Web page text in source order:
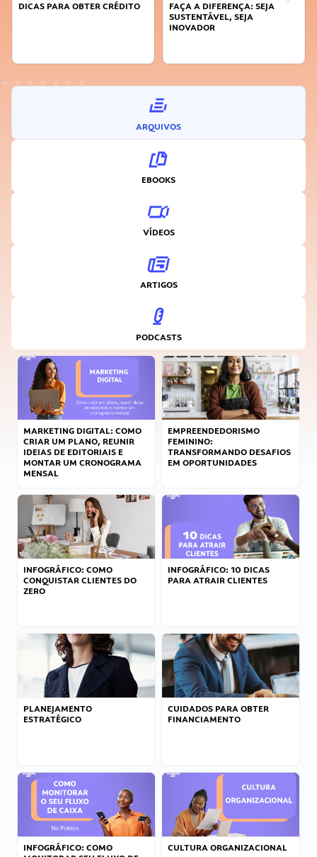
DICAS PARA OBTER CRÉDITO
FAÇA A DIFERENÇA: SEJA
SUSTENTÁVEL, SEJA
INOVADOR
ARQUIVOS
EBOOKS
VÍDEOS
ARTIGOS
PODCASTS
MARKETING DIGITAL: COMO
CRIAR UM PLANO, REUNIR
IDEIAS DE EDITORIAIS E
MONTAR UM CRONOGRAMA
MENSAL
EMPREENDEDORISMO
FEMININO:
TRANSFORMANDO DESAFIOS
EM OPORTUNIDADES
INFOGRÁFICO: COMO
CONQUISTAR CLIENTES DO
ZERO
INFOGRÁFICO: 10 DICAS
PARA ATRAIR CLIENTES
PLANEJAMENTO
ESTRATÉGICO
CUIDADOS PARA OBTER
FINANCIAMENTO
INFOGRÁFICO: COMO
CULTURA ORGANIZACIONAL